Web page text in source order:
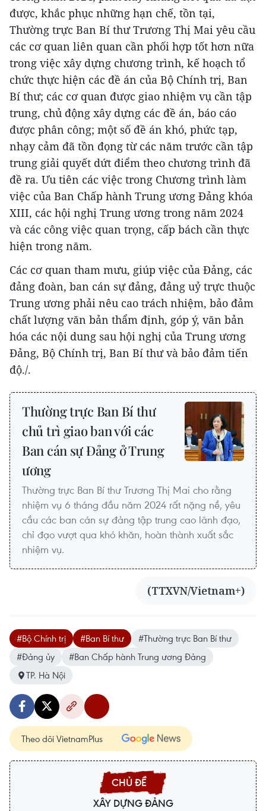
được, khắc phục những hạn chế, tồn tại,
Thường trực Ban Bí thư Trương Thị Mai yêu cầu
các cơ quan liên quan cần phối hợp tốt hơn nữa
trong việc xây dựng chương trình, kế hoạch tổ
chức thực hiện các đề án của Bộ Chính trị, Ban
Bí thư; các cơ quan được giao nhiệm vụ cần tập
trung, chủ động xây dựng các đề án, báo cáo
được phân công; một số đề án khó, phức tạp,
nhạy cảm đã tồn đọng từ các năm trước cần tập
trung giải quyết dứt điểm theo chương trình đã
đề ra. Ưu tiên các việc trong Chương trình làm
việc của Ban Chấp hành Trung ương Đảng khóa
XIII, các hội nghị Trung ương trong năm 2024
và các công việc quan trọng, cấp bách cần thực
hiện trong năm.
Các cơ quan tham mưu, giúp việc của Đảng, các
đảng đoàn, ban cán sự đảng, đảng uỷ trực thuộc
Trung ương phải nêu cao trách nhiệm, bảo đảm
chất lượng văn bản thẩm định, góp ý, văn bản
hóa các nội dung sau hội nghị của Trung ương
Đảng, Bộ Chính trị, Ban Bí thư và bảo đảm tiến
độ./.
Thường trực Ban Bí thư
chủ trì giao ban với các
Ban cán sự Đảng ở Trung
ương
Thường trực Ban Bí thư Trương Thị Mai cho rằng
nhiệm vụ 6 tháng đầu năm 2024 rất nặng nề, yêu
cầu các ban cán sự đảng tập trung cao lãnh đạo,
chỉ đạo vượt qua khó khăn, hoàn thành xuất sắc
nhiệm vụ.
(TTXVN/Vietnam+)
#Bộ Chính trị #Ban Bí thư
#Thường trực Ban Bí thư
#Đảng ủy
#Ban Chấp hành Trung ương Đảng
TP. Hà Nội
Theo dõi VietnamPlus
XÂY DỰNG ĐẢNG